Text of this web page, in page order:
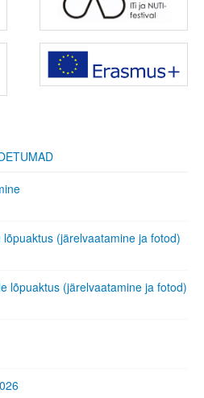
(järelvaatamine ja fotod)
lõpuaktus (järelvaatamine ja fotod)